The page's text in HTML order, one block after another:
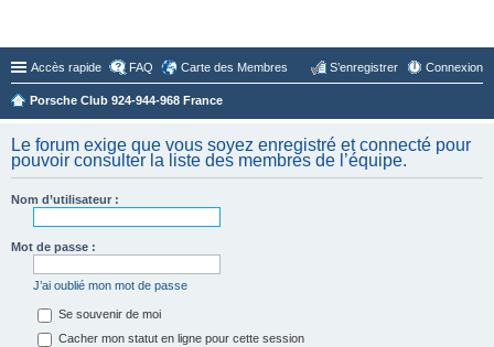
Accès rapide FAQ Carte des Membres Connexion
S’enregistrer
Porsche Club 924-944-968 France
Le forum exige que vous soyez enregistré et connecté pour
pouvoir consulter la liste des membres de l’équipe.
Nom d’utilisateur :
Mot de passe :
J’ai oublié mon mot de passe
Se souvenir de moi
Cacher mon statut en ligne pour cette session